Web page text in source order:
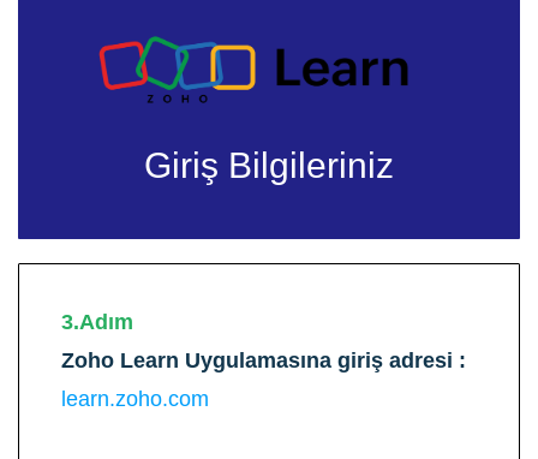
Giriş Bilgileriniz
3.Adım
Zoho Learn Uygulamasına giriş adresi :
learn.zoho.com